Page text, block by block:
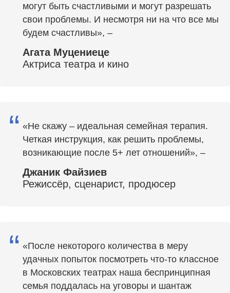
могут быть счастливыми и могут разрешать
свои проблемы. И несмотря ни на что все мы
будем счастливы», –
Агата Муцениеце
Актриса театра и кино
“ «Не скажу – идеальная семейная терапия.
Четкая инструкция, как решить проблемы,
возникающие после 5+ лет отношений», –
Джаник Файзиев
Режиссёр, сценарист, продюсер
“ «После некоторого количества в меру
удачных попыток посмотреть что-то классное
в Московских театрах наша беспринципная
семья поддалась на уговоры и шантаж